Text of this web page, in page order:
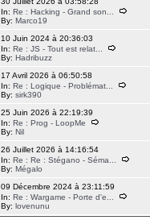
In: Re : Hacking - Grand son...
By: Marco19
10 Juin 2024 à 20:36:03
In: Re : JS - Tout est relat...
By: Hadribuzz
17 Avril 2026 à 06:50:58
In: Re : Logique - Problémat...
By: sirk390
25 Juin 2026 à 22:19:39
In: Re : Prog - LoopMe
By: Nil
26 Juillet 2026 à 14:16:54
In: Re : Re : Stégano - Séma...
By: Mégalo
09 Décembre 2024 à 23:11:59
In: Re : Wargame - Porte d'e...
By: lovenunu